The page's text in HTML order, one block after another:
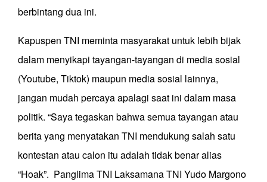
berbintang dua ini.
Kapuspen TNI meminta masyarakat untuk lebih bijak
dalam menyikapi tayangan-tayangan di media sosial
(Youtube, Tiktok) maupun media sosial lainnya,
jangan mudah percaya apalagi saat ini dalam masa
politik. “Saya tegaskan bahwa semua tayangan atau
berita yang menyatakan TNI mendukung salah satu
kontestan atau calon itu adalah tidak benar alias
“Hoak”. Panglima TNI Laksamana TNI Yudo Margono